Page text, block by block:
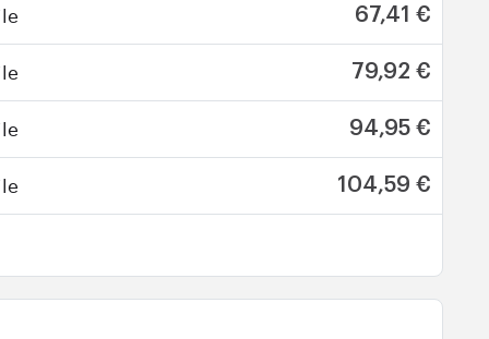
67,41 €
79,92 €
94,95 €
104,59 €